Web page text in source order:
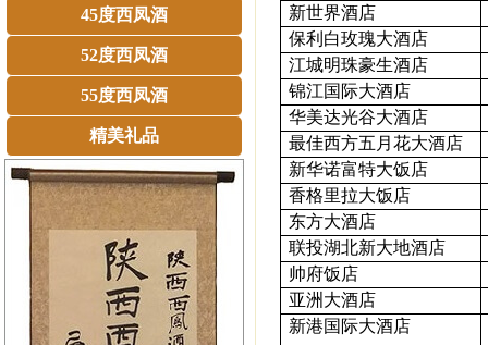
45度西凤酒
52度西凤酒
55度西凤酒
精美礼品
新世界酒店
保利白玫瑰大酒店
江城明珠豪生酒店
锦江国际大酒店
华美达光谷大酒店
最佳西方五月花大酒店
新华诺富特大饭店
香格里拉大饭店
东方大酒店
联投湖北新大地酒店
帅府饭店
亚洲大酒店
新港国际大酒店